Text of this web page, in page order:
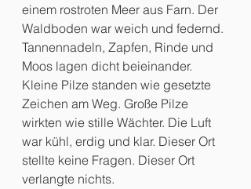
einem rostroten Meer aus Farn. Der
Waldboden war weich und federnd.
Tannennadeln, Zapfen, Rinde und
Moos lagen dicht beieinander.
Kleine Pilze standen wie gesetzte
Zeichen am Weg. Große Pilze
wirkten wie stille Wächter. Die Luft
war kühl, erdig und klar. Dieser Ort
stellte keine Fragen. Dieser Ort
verlangte nichts.